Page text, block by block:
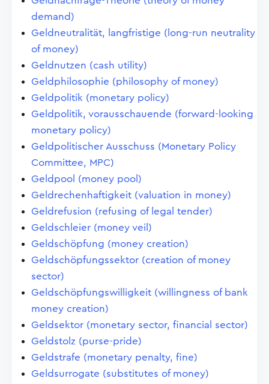
demand)
Geldneutralität, langfristige (long-run neutrality
of money)
Geldnutzen (cash utility)
Geldphilosophie (philosophy of money)
Geldpolitik (monetary policy)
Geldpolitik, vorausschauende (forward-looking
monetary policy)
Geldpolitischer Ausschuss (Monetary Policy
Committee, MPC)
Geldpool (money pool)
Geldrechenhaftigkeit (valuation in money)
Geldrefusion (refusing of legal tender)
Geldschleier (money veil)
Geldschöpfung (money creation)
Geldschöpfungssektor (creation of money
sector)
Geldschöpfungswilligkeit (willingness of bank
money creation)
Geldsektor (monetary sector, financial sector)
Geldstolz (purse-pride)
Geldstrafe (monetary penalty, fine)
Geldsurrogate (substitutes of money)